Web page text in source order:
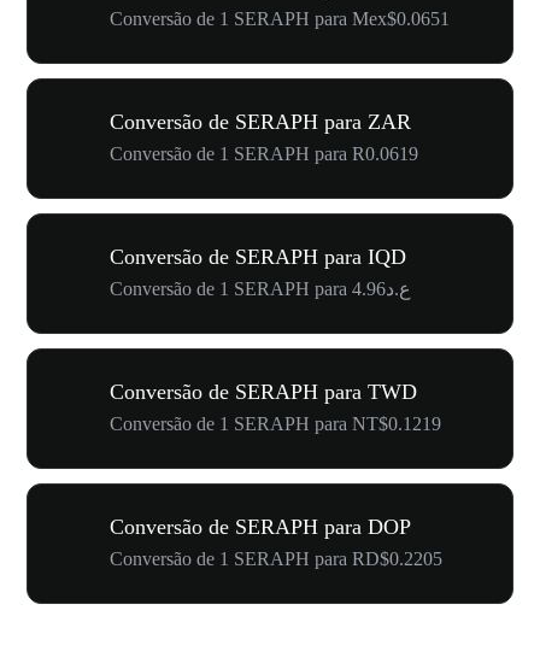
Conversão de 1 SERAPH para Mex$0.0651
Conversão de SERAPH para ZAR
Conversão de 1 SERAPH para R0.0619
Conversão de SERAPH para IQD
Conversão de 1 SERAPH para ع.د4.96
Conversão de SERAPH para TWD
Conversão de 1 SERAPH para NT$0.1219
Conversão de SERAPH para DOP
Conversão de 1 SERAPH para RD$0.2205